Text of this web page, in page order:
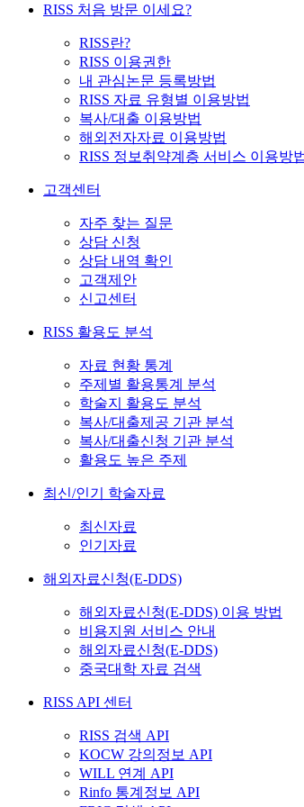
RISS 처음 방문 이세요?
RISS란?
RISS 이용권한
내 관심논문 등록방법
RISS 자료 유형별 이용방법
복사/대출 이용방법
해외전자자료 이용방법
RISS 정보취약계층 서비스 이용방
고객센터
자주 찾는 질문
상담 신청
상담 내역 확인
고객제안
신고센터
RISS 활용도 분석
자료 현황 통계
주제별 활용통계 분석
학술지 활용도 분석
복사/대출제공 기관 분석
복사/대출신청 기관 분석
활용도 높은 주제
최신/인기 학술자료
최신자료
인기자료
해외자료신청(E-DDS)
해외자료신청(E-DDS) 이용 방법
비용지원 서비스 안내
해외자료신청(E-DDS)
중국대학 자료 검색
RISS API 센터
RISS 검색 API
KOCW 강의정보 API
WILL 연계 API
Rinfo 통계정보 API